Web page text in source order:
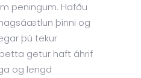
peningum. Hafðu
þinni og
þú tekur
getur haft áhrif
og lengd